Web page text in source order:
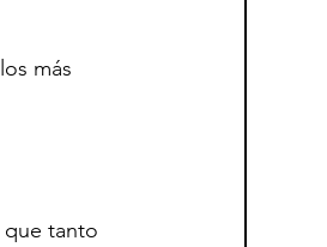
más
que tanto